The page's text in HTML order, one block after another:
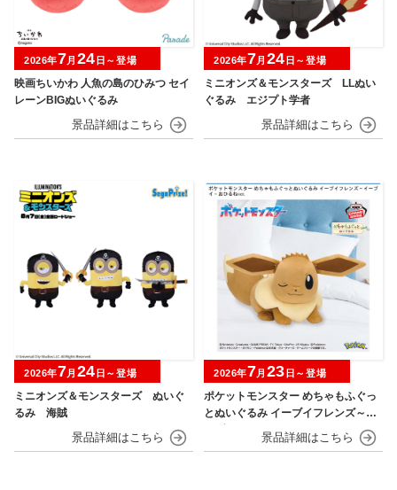
映画ちいかわ 人魚の島のひみつ セイ
レーンBIGぬいぐるみ
2026年7月 24 日～登場
ミニオンズ＆モンスターズ LLぬい
ぐるみ エジプト学者
2026年7月 24 日～登場
ミニオンズ＆モンスターズ ぬいぐ
るみ 海賊
2026年7月 24 日～登場
ポケットモンスター めちゃもふぐっ
とぬいぐるみ イーブイフレンズ～イ
ーブイ～おひるねver.
2026年7月 23 日～登場